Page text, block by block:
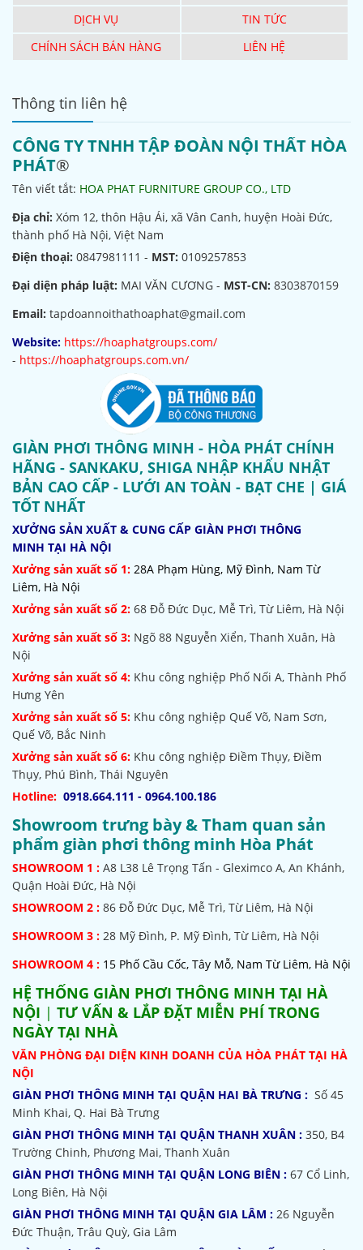
DỊCH VỤ
TIN TỨC
CHÍNH SÁCH BÁN HÀNG
LIÊN HỆ
Thông tin liên hệ
CÔNG TY TNHH TẬP ĐOÀN NỘI THẤT HÒA
PHÁT®
Tên viết tắt: HOA PHAT FURNITURE GROUP CO., LTD
Địa chỉ: Xóm 12, thôn Hậu Ái, xã Vân Canh, huyện Hoài Đức,
thành phố Hà Nội, Việt Nam
Điện thoại: 0847981111 - MST: 0109257853
Đại diện pháp luật: MAI VĂN CƯƠNG - MST-CN: 8303870159
Email: tapdoannoithathoaphat@gmail.com
Website: https://hoaphatgroups.com/
- https://hoaphatgroups.com.vn/
GIÀN PHƠI THÔNG MINH - HÒA PHÁT CHÍNH
HÃNG - SANKAKU, SHIGA NHẬP KHẨU NHẬT
BẢN CAO CẤP - LƯỚI AN TOÀN - BẠT CHE | GIÁ
TỐT NHẤT
XƯỞNG SẢN XUẤT & CUNG CẤP GIÀN PHƠI THÔNG
MINH TẠI HÀ NỘI
Xưởng sản xuất số 1: 28A Phạm Hùng, Mỹ Đình, Nam Từ
Liêm, Hà Nội
Xưởng sản xuất số 2: 68 Đỗ Đức Dục, Mễ Trì, Từ Liêm, Hà Nội
Xưởng sản xuất số 3: Ngõ 88 Nguyễn Xiển, Thanh Xuân, Hà
Nội
Xưởng sản xuất số 4: Khu công nghiệp Phố Nối A, Thành Phố
Hưng Yên
Xưởng sản xuất số 5: Khu công nghiệp Quế Võ, Nam Sơn,
Quế Võ, Bắc Ninh
Xưởng sản xuất số 6: Khu công nghiệp Điềm Thụy, Điềm
Thụy, Phú Bình, Thái Nguyên
Hotline: 0918.664.111 - 0964.100.186
Showroom trưng bày & Tham quan sản
phẩm giàn phơi thông minh Hòa Phát
SHOWROOM 1 : A8 L38 Lê Trọng Tấn - Gleximco A, An Khánh,
Quận Hoài Đức, Hà Nội
SHOWROOM 2 : 86 Đỗ Đức Dục, Mễ Trì, Từ Liêm, Hà Nội
SHOWROOM 3 : 28 Mỹ Đình, P. Mỹ Đình, Từ Liêm, Hà Nội
SHOWROOM 4 : 15 Phố Cầu Cốc, Tây Mỗ, Nam Từ Liêm, Hà Nội
HỆ THỐNG GIÀN PHƠI THÔNG MINH TẠI HÀ
NỘI | TƯ VẤN & LẮP ĐẶT MIỄN PHÍ TRONG
NGÀY TẠI NHÀ
VĂN PHÒNG ĐẠI DIỆN KINH DOANH CỦA HÒA PHÁT TẠI HÀ
NỘI
GIÀN PHƠI THÔNG MINH TẠI QUẬN HAI BÀ TRƯNG : Số 45
Minh Khai, Q. Hai Bà Trưng
GIÀN PHƠI THÔNG MINH TẠI QUẬN THANH XUÂN : 350, B4
Trường Chinh, Phương Mai, Thanh Xuân
GIÀN PHƠI THÔNG MINH TẠI QUẬN LONG BIÊN : 67 Cổ Linh,
Long Biên, Hà Nội
GIÀN PHƠI THÔNG MINH TẠI QUẬN GIA LÂM : 26 Nguyễn
Đức Thuận, Trâu Quỳ, Gia Lâm